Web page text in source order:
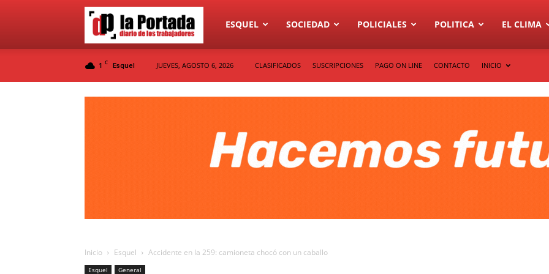
Diario
La
ESQUEL SOCIEDAD POLICIALES POLITICA EL CLIMA
1 C Esquel JUEVES, AGOSTO 6, 2026 CLASIFICADOS SUSCRIPCIONES PAGO ON LINE CONTACTO INICIO
Inicio Esquel Accidente en la 259: camioneta chocó con un caballo
Esquel General